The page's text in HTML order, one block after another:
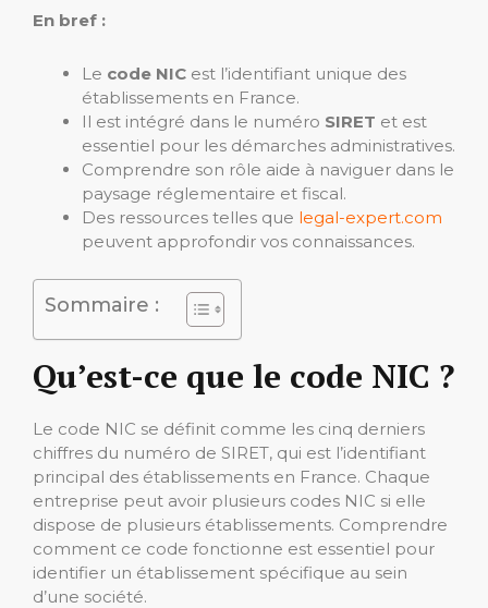
En bref :
Le code NIC est l’identifiant unique des
établissements en France.
Il est intégré dans le numéro SIRET et est
essentiel pour les démarches administratives.
Comprendre son rôle aide à naviguer dans le
paysage réglementaire et fiscal.
Des ressources telles que legal-expert.com
peuvent approfondir vos connaissances.
Sommaire :
Qu’est-ce que le code NIC ?
Le code NIC se définit comme les cinq derniers
chiffres du numéro de SIRET, qui est l’identifiant
principal des établissements en France. Chaque
entreprise peut avoir plusieurs codes NIC si elle
dispose de plusieurs établissements. Comprendre
comment ce code fonctionne est essentiel pour
identifier un établissement spécifique au sein
d’une société.